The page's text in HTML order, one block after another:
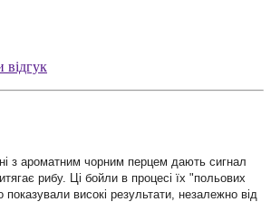
відгук
з ароматним чорним перцем дають сигнал
рибу. Ці бойли в процесі їх "польових
показували високі результати, незалежно від